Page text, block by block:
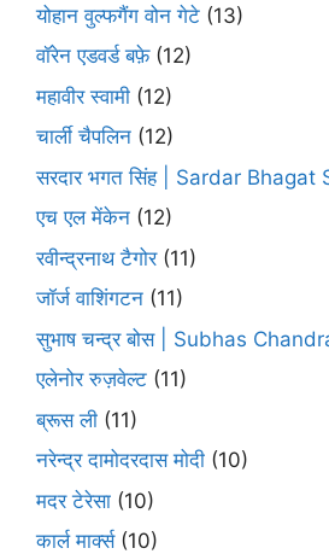
योहान वुल्फगैंग वोन गेटे (13)
वॉरेन एडवर्ड बफ़े(12)
महावीर स्वामी (12)
चार्ली चैपलिन (12)
सरदार भगत सिंह | Sardar Bhagat
एच एल मेंकेन (12)
रवीन्द्रनाथ टैगोर(11)
जॉर्ज वाशिंगटन (11)
सुभाष चन्द्र बोस | Subhas
एलेनोर रुज़वेल्ट (11)
ब्रूस ली (11)
नरेन्द्र दामोदरदास मोदी (10)
मदर टेरेसा (10)
कार्ल मार्क्स(10)